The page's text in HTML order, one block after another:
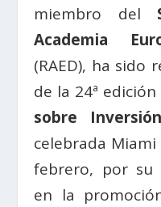
miembro del
Academia
(RAED), ha sido
de la 24ª edición
sobre
celebrada Miami
febrero, por su
en la